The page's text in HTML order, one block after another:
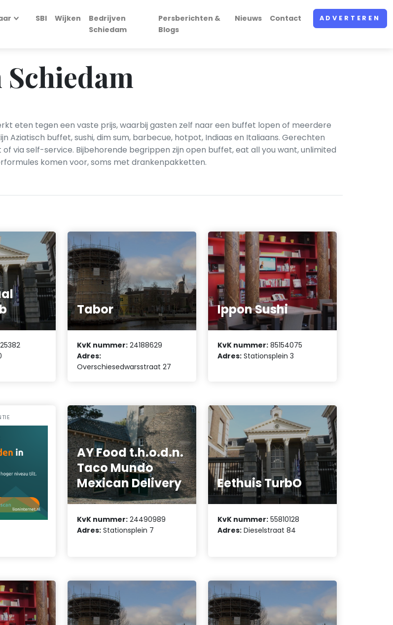
SBI Wijken
Bedrijven
Schiedam
Persberichten &
Blogs
Nieuws Contact ADVERTEREN
eten tegen een vaste prijs, waarbij gasten zelf naar een buffet lopen of meerdere
Aziatisch buffet, sushi, dim sum, barbecue, hotpot, Indiaas en Italiaans. Gerechten
via self-service. Bijbehorende begrippen zijn open buffet, eat all you want, unlimited
komen voor, soms met drankenpakketten.
Tabor
KvK nummer: 24188629
Adres:
Overschiesedwarsstraat 27
Ippon Sushi
KvK nummer: 85154075
Adres: Stationsplein 3
AY Food t.h.o.d.n.
Taco Mundo
Mexican Delivery
KvK nummer: 24490989
Adres: Stationsplein 7
Eethuis TurbO
KvK nummer: 55810128
Adres: Dieselstraat 84